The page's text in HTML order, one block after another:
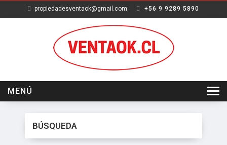
propiedadesventaok@gmail.com +56 9 9289 5890
MENÚ
BÚSQUEDA